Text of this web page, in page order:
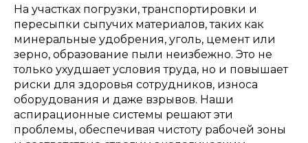
На участках погрузки, транспортировки и
пересыпки сыпучих материалов, таких как
минеральные удобрения, уголь, цемент или
зерно, образование пыли неизбежно. Это не
только ухудшает условия труда, но и повышает
риски для здоровья сотрудников, износа
оборудования и даже взрывов. Наши
аспирационные системы решают эти
проблемы, обеспечивая чистоту рабочей зоны